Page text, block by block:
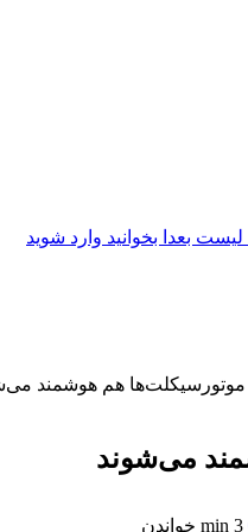
بعدا بخوانید وارد شوید
موتورسیکلت‌ها هم هوشمند
می‌شوند
3 min خواندن